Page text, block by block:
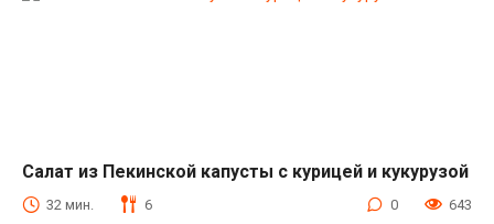
Салат из Пекинской капусты с курицей и кукурузой
32 мин. 6 0
643